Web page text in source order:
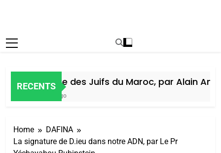
RECENTS
Histoire des Juifs du Maroc, par Alain Amiel
Home
DAFINA
La signature de D.ieu dans notre ADN, par Le Pr